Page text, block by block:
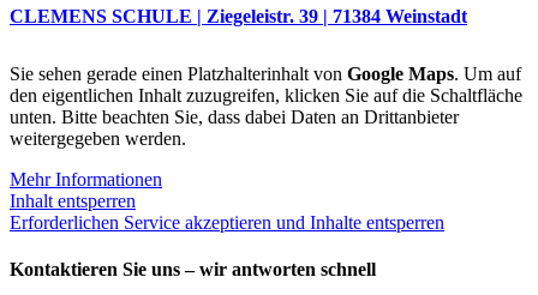
CLEMENS SCHULE | Ziegeleistr. 39 | 71384 Weinstadt
Sie sehen gerade einen Platzhalterinhalt von Google Maps. Um auf
den eigentlichen Inhalt zuzugreifen, klicken Sie auf die Schaltfläche
unten. Bitte beachten Sie, dass dabei Daten an Drittanbieter
weitergegeben werden.
Mehr Informationen
Inhalt entsperren
Erforderlichen Service akzeptieren und Inhalte entsperren
Kontaktieren Sie uns – wir antworten schnell